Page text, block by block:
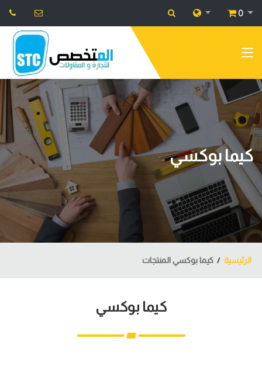
0
كيما بوكسي
الرئيسية كيما بوكسي المنتجات
كيما بوكسي